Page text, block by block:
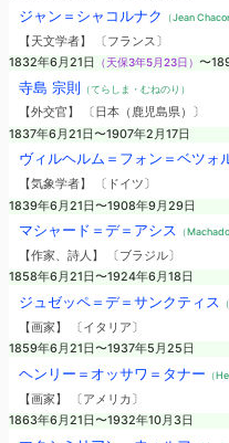
ジャン＝シャコルナク （Jean
【天文学者】 〔フランス〕
1832年6月21日
（天保3年5月23日） 〜
寺島 宗則 （てらしま・むねのり）
【外交官】 〔日本（鹿児島県）〕
1837年6月21日〜1907年2月17日
ヴィルヘルム＝フォン＝ベツォ
【気象学者】 〔ドイツ〕
1839年6月21日〜1908年9月29日
マシャード＝デ＝アシス （
【作家、詩人】 〔ブラジル〕
1858年6月21日〜1924年6月18日
ジュゼッペ＝デ＝サンクティス
【画家】 〔イタリア〕
1859年6月21日〜1937年5月25日
ヘンリー＝オッサワ＝タナー （
【画家】 〔アメリカ〕
1863年6月21日〜1932年10月3日